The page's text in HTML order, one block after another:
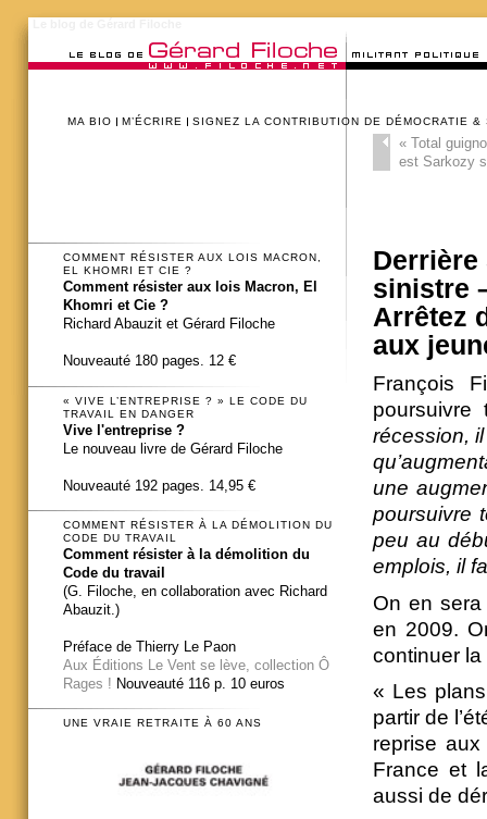
MA BIO M’ÉCRIRE SIGNEZ LA CONTRIBUTION DE DÉMOCRATIE &
«Total
est Sarkozy
Derrière
sinistre
Arrêtez
aux
François
récession,
une
poursuivre
peu au
emplois, il
On en
en 2009.
continuer
« Les
partir de
reprise
France et
aussi de
COMMENT RÉSISTER AUX LOIS MACRON,
EL KHOMRI ET CIE ?
Comment résister aux lois Macron, El
Khomri et Cie ?
Richard Abauzit et Gérard Filoche
Nouveauté 180 pages. 12 €
« VIVE L’ENTREPRISE ? » LE CODE DU
TRAVAIL EN DANGER
Vive l'entreprise ?
Le nouveau livre de Gérard Filoche
Nouveauté 192 pages. 14,95 €
COMMENT RÉSISTER À LA DÉMOLITION DU
CODE DU TRAVAIL
Comment résister à la démolition du
Code du travail
(G. Filoche, en collaboration avec Richard
Abauzit.)
Préface de Thierry Le Paon
Aux Éditions Le Vent se lève, collection Ô
Rages ! Nouveauté 116 p. 10 euros
UNE VRAIE RETRAITE À 60 ANS